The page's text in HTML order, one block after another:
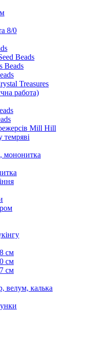
8/0
Beads
Beads
Treasures
работа)
Mill Hill
темряві
мононитка
см
см
см
велум, калька